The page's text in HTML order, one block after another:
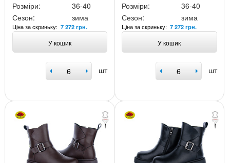
Розміри:
36-40
Сезон:
зима
Ціна за скриньку: 7 272 грн.
У кошик
шт
Розміри:
36-40
Сезон:
зима
Ціна за скриньку:7 272 грн.
У кошик
шт